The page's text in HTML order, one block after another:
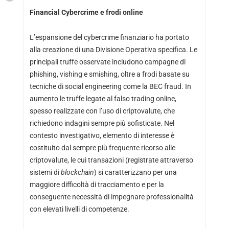
Financial Cybercrime e frodi online
L’espansione del cybercrime finanziario ha portato
alla creazione di una Divisione Operativa specifica. Le
principali truffe osservate includono campagne di
phishing, vishing e smishing, oltre a frodi basate su
tecniche di social engineering come la BEC fraud. In
aumento le truffe legate al falso trading online,
spesso realizzate con l’uso di criptovalute, che
richiedono indagini sempre più sofisticate. Nel
contesto investigativo, elemento di interesse è
costituito dal sempre più frequente ricorso alle
criptovalute, le cui transazioni (registrate attraverso
sistemi diblockchain) si caratterizzano per una
maggiore difficoltà di tracciamento e per la
conseguente necessità di impegnare professionalità
con elevati livelli di competenze.